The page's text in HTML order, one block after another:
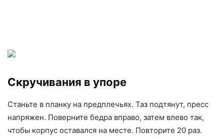
Скручивания в упоре
Станьте в планку на предплечьях. Таз подтянут, пресс
напряжен. Поверните бедра вправо, затем влево так,
чтобы корпус оставался на месте. Повторите 20 раз.